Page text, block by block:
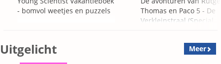
- bomvol weetjes en puzzels
Thomas en Paco 5 - De
Verkleinstraal (Special
Uitgelicht Meer